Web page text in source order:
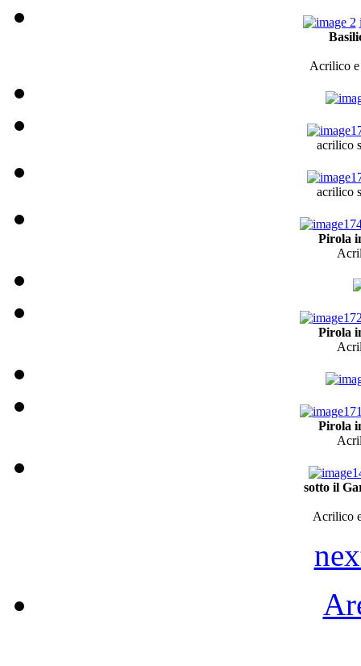
Acrilico e
acrilico
acrilico
Pirola
Pirola
Pirola
sotto il
Acrilico